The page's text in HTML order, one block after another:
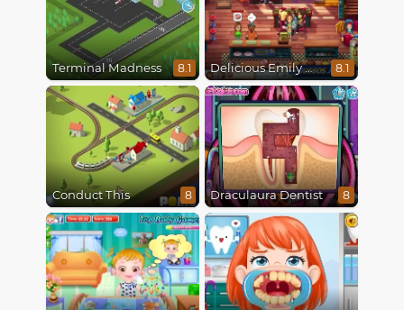
Terminal Madness 8.1 Delicious Emily New Beginning 8.1
Conduct This 8 Draculaura Dentist 8